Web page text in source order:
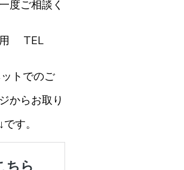
度ご相談く
用 TEL
トでのご
からお取り
す。